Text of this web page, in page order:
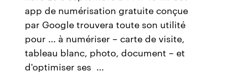
app de numérisation gratuite conçue
par Google trouvera toute son utilité
pour ... à numériser – carte de visite,
tableau blanc, photo, document – et
d'optimiser ses ...